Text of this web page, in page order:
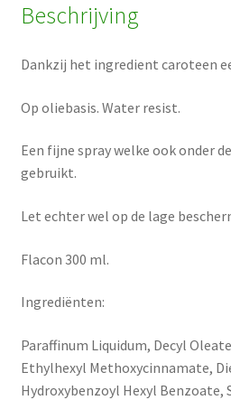
Beschrijving
Dankzij het ingredient caroteen
Op oliebasis. Water resist.
Een fijne spray welke ook onder
gebruikt.
Let echter wel op de lage
Flacon 300 ml.
Ingrediënten:
Paraffinum Liquidum, Decyl
Ethylhexyl Methoxycinnamate,
Hydroxybenzoyl Hexyl Benzoate,